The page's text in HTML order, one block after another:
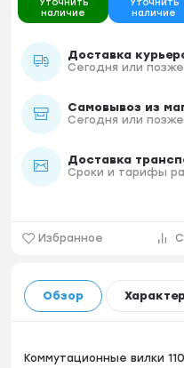
Уточнить
наличие
Уточнить
наличие
Доставка
Сегодня или
Самовывоз из
Сегодня или
Доставка
Сроки и тарифы
Избранное
Обзор
Коммутационные вилки